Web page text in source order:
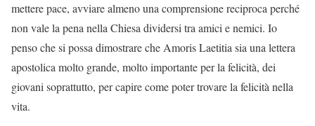
mettere pace, avviare almeno una comprensione reciproca perché
non vale la pena nella Chiesa dividersi tra amici e nemici. Io
penso che si possa dimostrare che Amoris Laetitia sia una lettera
apostolica molto grande, molto importante per la felicità, dei
giovani soprattutto, per capire come poter trovare la felicità nella
vita.